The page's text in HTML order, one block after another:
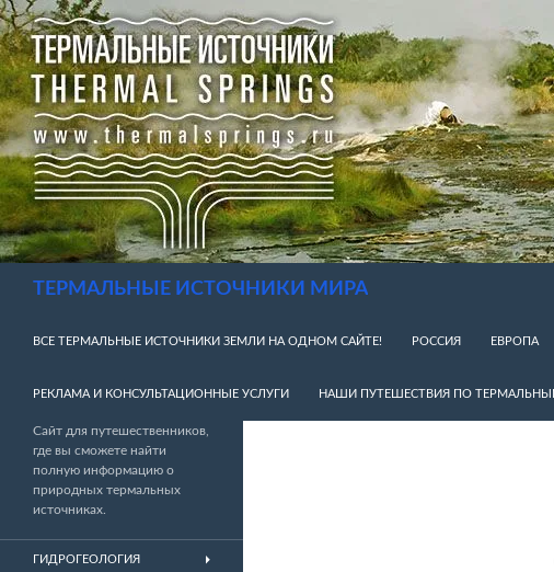
Перейти
к
содержимому
ТЕРМАЛЬНЫЕ ИСТОЧНИКИ МИРА
ВСЕ ТЕРМАЛЬНЫЕ ИСТОЧНИКИ ЗЕМЛИ НА ОДНОМ САЙТЕ! РОССИЯ ЕВРОПА
РЕКЛАМА И КОНСУЛЬТАЦИОННЫЕ УСЛУГИ НАШИ ПУТЕШЕСТВИЯ ПО
Сайт для путешественников,
где вы сможете найти
полную информацию о
природных термальных
источниках.
ГИДРОГЕОЛОГИЯ